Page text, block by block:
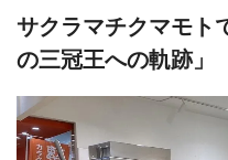
サクラマチクマモト
の三冠王への軌跡